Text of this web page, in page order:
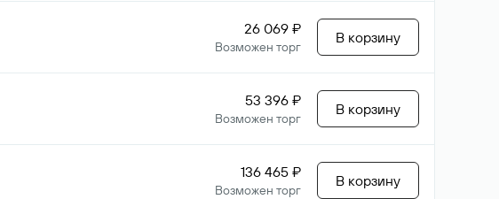
26 069 ₽
Возможен торг
В корзину
53 396 ₽
Возможен торг
В корзину
136 465 ₽
Возможен торг
В корзину